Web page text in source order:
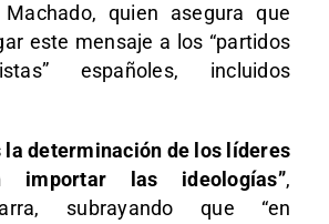
quien asegura que
este mensaje a los “partidos
españoles, incluidos
la determinación de los líderes
importar las ideologías”,
subrayando que “en